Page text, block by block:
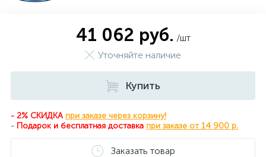
41 062 руб. /шт
Уточняйте наличие
Купить
- 2% СКИДКА при заказе через корзину!
- Подарок и бесплатная доставка при заказе от 14 900 р.
Заказать товар